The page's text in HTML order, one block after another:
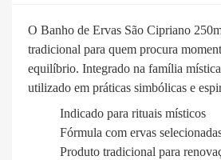
O Banho de Ervas São Cipriano
tradicional para quem procura
equilíbrio. Integrado na família
utilizado em práticas simbólicas e
Indicado para rituais místicos
Fórmula com ervas
Produto tradicional para